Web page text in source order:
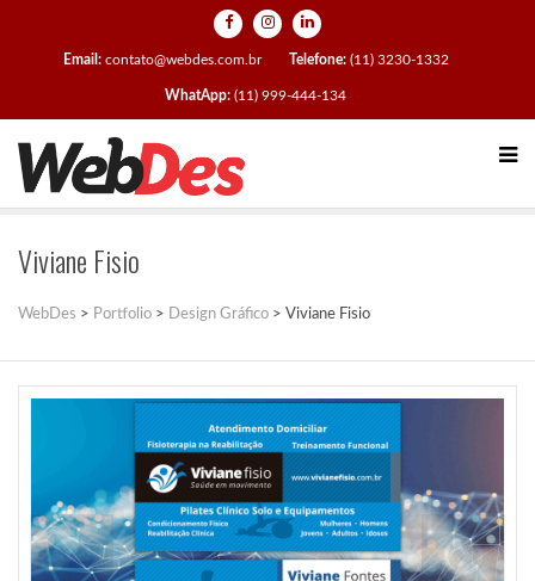
Email: contato@webdes.com.br Telefone: (11) 3230-1332
WhatApp: (11) 999-444-134
Viviane Fisio
WebDes > Portfolio > Design Gráfico > Viviane Fisio